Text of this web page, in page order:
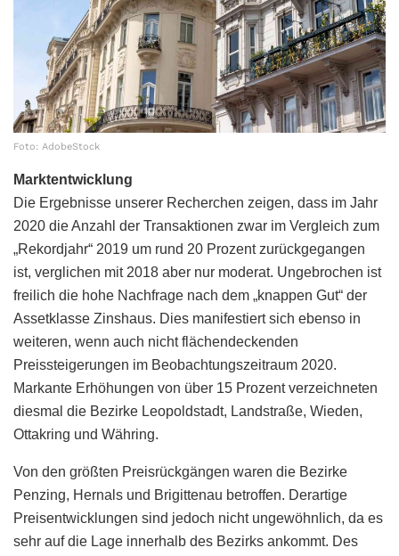
Foto: AdobeStock
Marktentwicklung
Die Ergebnisse unserer Recherchen zeigen, dass im Jahr
2020 die Anzahl der Transaktionen zwar im Vergleich zum
„Rekordjahr“ 2019 um rund 20 Prozent zurückgegangen
ist, verglichen mit 2018 aber nur moderat. Ungebrochen ist
freilich die hohe Nachfrage nach dem „knappen Gut“ der
Assetklasse Zinshaus. Dies manifestiert sich ebenso in
weiteren, wenn auch nicht flächendeckenden
Preissteigerungen im Beobachtungszeitraum 2020.
Markante Erhöhungen von über 15 Prozent verzeichneten
diesmal die Bezirke Leopoldstadt, Landstraße, Wieden,
Ottakring und Währing.
Von den größten Preisrückgängen waren die Bezirke
Penzing, Hernals und Brigittenau betroffen. Derartige
Preisentwicklungen sind jedoch nicht ungewöhnlich, da es
sehr auf die Lage innerhalb des Bezirks ankommt. Des